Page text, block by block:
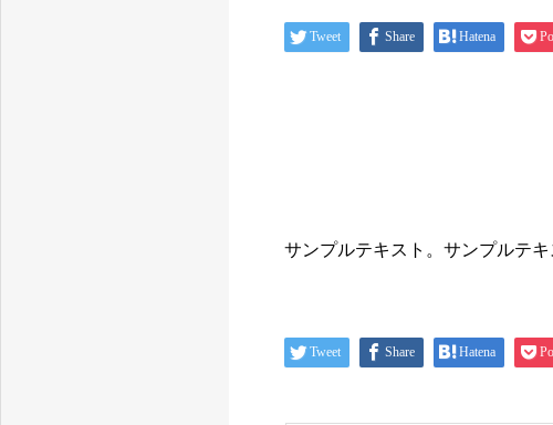
Tweet Share Hatena
サンプルテキスト。サンプルテキ
Tweet Share Hatena